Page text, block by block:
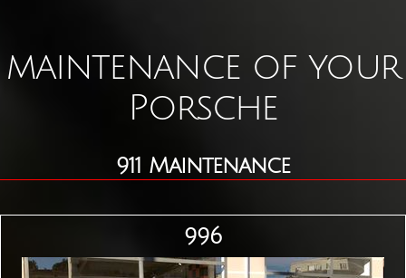
maintenance of your
Porsche
911 Maintenance
996